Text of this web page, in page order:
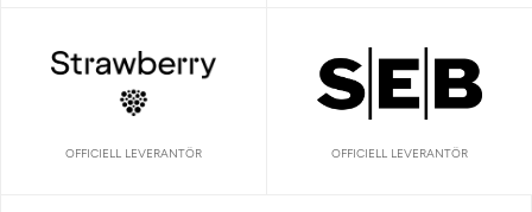
OFFICIELL LEVERANTÖR OFFICIELL LEVERANTÖR